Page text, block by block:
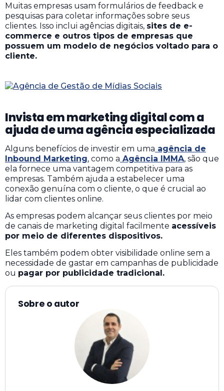
Muitas empresas usam formulários de feedback e
pesquisas para coletar informações sobre seus
clientes. Isso inclui agências digitais, sites de e-
commerce e outros tipos de empresas que
possuem um modelo de negócios voltado para o
cliente.
Invista em marketing digital com a
ajuda de uma agência especializada
Alguns benefícios de investir em uma agência de
Inbound Marketing, como a Agência IMMA, são que
ela fornece uma vantagem competitiva para as
empresas. Também ajuda a estabelecer uma
conexão genuína com o cliente, o que é crucial ao
lidar com clientes online.
As empresas podem alcançar seus clientes por meio
de canais de marketing digital facilmente acessíveis
por meio de diferentes dispositivos.
Eles também podem obter visibilidade online sem a
necessidade de gastar em campanhas de publicidade
ou pagar por publicidade tradicional.
Sobre o autor